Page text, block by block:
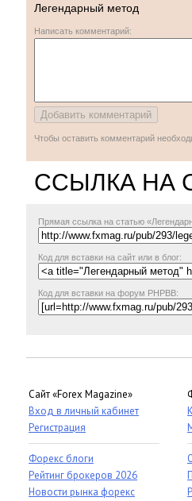
Легендарный метод
Написать комментарий:
Чтобы оставить комментарий
ССЫЛКА НА
Прямая ссылка на статью
Код для вставки на сайт или в блог:
Код для вставки на форум PHPBB:
Сайт «Forex Magazine»
Вход в личный кабинет
Регистрация
Форекс блоги
Рейтинг брокеров 2026
Новости рынка форекс